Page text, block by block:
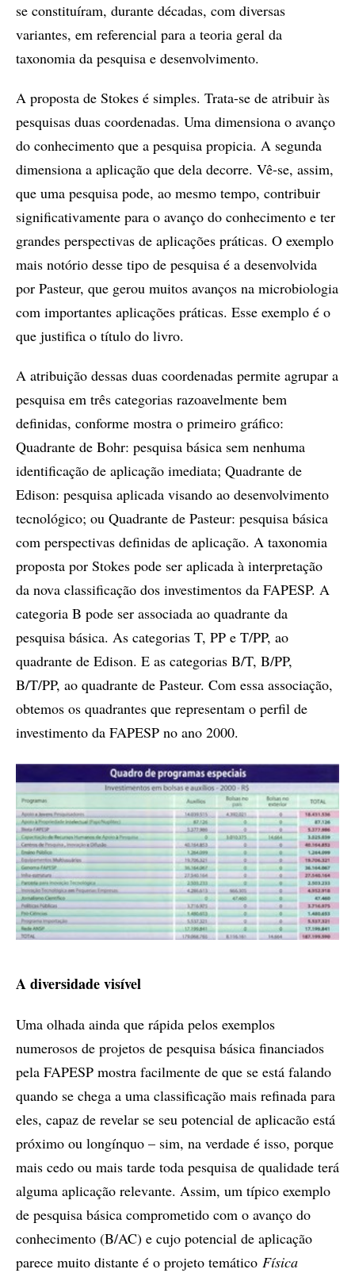
se constituíram, durante décadas, com diversas
variantes, em referencial para a teoria geral da
taxonomia da pesquisa e desenvolvimento.
A proposta de Stokes é simples. Trata-se de atribuir às
pesquisas duas coordenadas. Uma dimensiona o avanço
do conhecimento que a pesquisa propicia. A segunda
dimensiona a aplicação que dela decorre. Vê-se, assim,
que uma pesquisa pode, ao mesmo tempo, contribuir
significativamente para o avanço do conhecimento e ter
grandes perspectivas de aplicações práticas. O exemplo
mais notório desse tipo de pesquisa é a desenvolvida
por Pasteur, que gerou muitos avanços na microbiologia
com importantes aplicações práticas. Esse exemplo é o
que justifica o título do livro.
A atribuição dessas duas coordenadas permite agrupar a
pesquisa em três categorias razoavelmente bem
definidas, conforme mostra o primeiro gráfico:
Quadrante de Bohr: pesquisa básica sem nenhuma
identificação de aplicação imediata; Quadrante de
Edison: pesquisa aplicada visando ao desenvolvimento
tecnológico; ou Quadrante de Pasteur: pesquisa básica
com perspectivas definidas de aplicação. A taxonomia
proposta por Stokes pode ser aplicada à interpretação
da nova classificação dos investimentos da FAPESP. A
categoria B pode ser associada ao quadrante da
pesquisa básica. As categorias T, PP e T/PP, ao
quadrante de Edison. E as categorias B/T, B/PP,
B/T/PP, ao quadrante de Pasteur. Com essa associação,
obtemos os quadrantes que representam o perfil de
investimento da FAPESP no ano 2000.
A diversidade visível
Uma olhada ainda que rápida pelos exemplos
numerosos de projetos de pesquisa básica financiados
pela FAPESP mostra facilmente de que se está falando
quando se chega a uma classificação mais refinada para
eles, capaz de revelar se seu potencial de aplicacão está
próximo ou longínquo – sim, na verdade é isso, porque
mais cedo ou mais tarde toda pesquisa de qualidade terá
alguma aplicação relevante. Assim, um típico exemplo
de pesquisa básica comprometido com o avanço do
conhecimento (B/AC) e cujo potencial de aplicação
parece muito distante é o projeto temático Física